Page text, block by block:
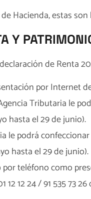
Hacienda, estas
Y
de Renta
por Internet
Tributaria le
hasta el 29 de junio).
le podrá
hasta el 29 de junio).
teléfono como
12 24 / 91 535 73 26